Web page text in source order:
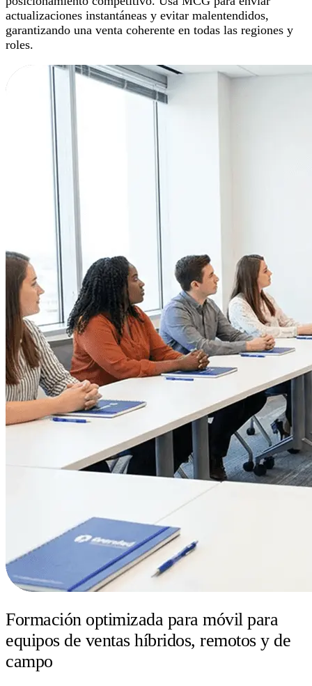
actualizaciones instantáneas y evitar malentendidos,
garantizando una venta coherente en todas las regiones y
roles.
Formación optimizada para móvil para
equipos de ventas híbridos, remotos y de
campo